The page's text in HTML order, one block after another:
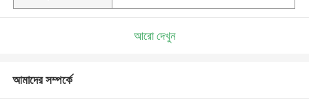
আরো দেখুন
আমাদের সম্পর্কে